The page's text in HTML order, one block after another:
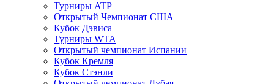
Турниры ATP
Открытый Чемпионат США
Кубок Дэвиса
Турниры WTA
Открытый чемпионат Испании
Кубок Кремля
Кубок Стэнли